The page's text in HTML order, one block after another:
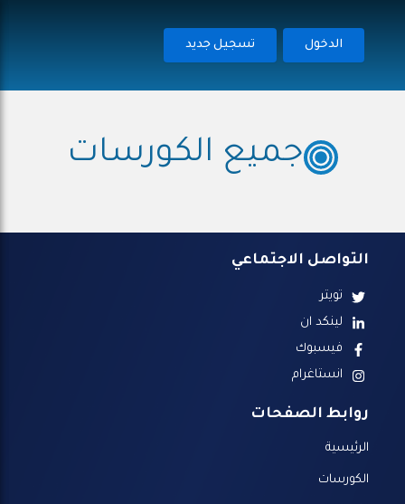
الدخول تسجيل جديد
جميع الكورسات
التواصل الاجتماعي
تويتر
لينكد ان
فيسبوك
انستاغرام
روابط الصفحات
الرئيسية
الكورسات